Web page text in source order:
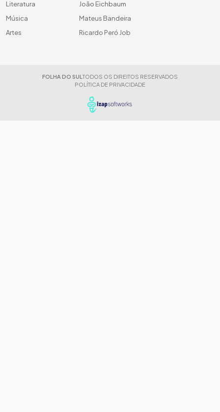
Literatura
Música
Artes
João Eichbaum
Mateus Bandeira
Ricardo Peró Job
FOLHA DO SUL TODOS OS DIREITOS RESERVADOS
POLÍTICA DE PRIVACIDADE